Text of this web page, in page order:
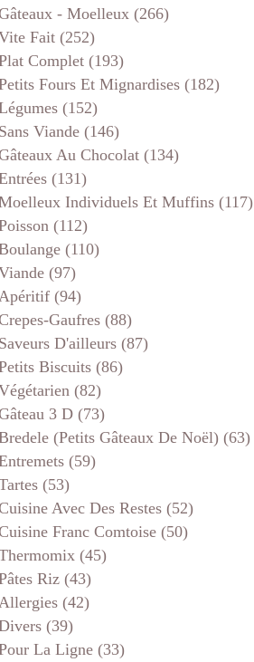
- Moelleux (266)
Fait (252)
Complet (193)
Fours Et Mignardises (182)
(152)
Sans Viande (146)
Au Chocolat (134)
(131)
Individuels Et Muffins (117)
(112)
(110)
(97)
Apéritif (94)
Gaufres (88)
Saveurs D'ailleurs (87)
Biscuits (86)
(82)
3 D (73)
(petits Gâteaux De Noël) (63)
(59)
(53)
Avec Des Restes (52)
Franc Comtoise (50)
(45)
Riz (43)
Allergies (42)
(39)
La Ligne (33)